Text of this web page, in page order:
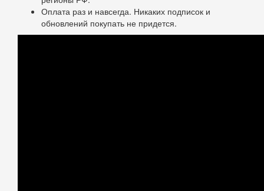
Оплата раз и навсегда. Никаких подписок и
обновлений покупать не придется.